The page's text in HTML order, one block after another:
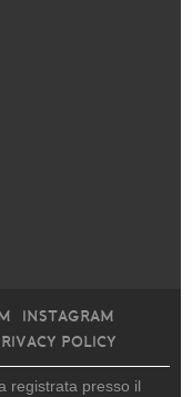
INSTAGRAM
POLICY
registrata presso il